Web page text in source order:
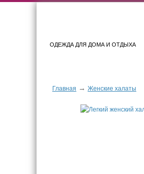
ОДЕЖДА ДЛЯ ДОМА И ОТДЫХА
Главная → Женские халаты